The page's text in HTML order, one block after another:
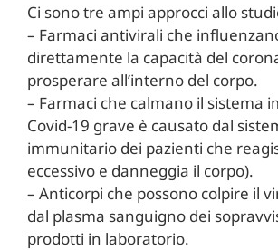
Ci sono tre ampi approcci allo
– Farmaci antivirali che
direttamente la capacità del
prosperare all’interno del corpo.
– Farmaci che calmano il sistema
Covid-19 grave è causato dal
immunitario dei pazienti che
eccessivo e danneggia il corpo).
– Anticorpi che possono colpire il
dal plasma sanguigno dei
prodotti in laboratorio.